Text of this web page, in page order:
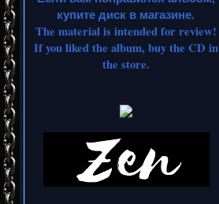
купите диск в магазине.
The material is intended for review!
If you liked the album, buy the CD in
the store.